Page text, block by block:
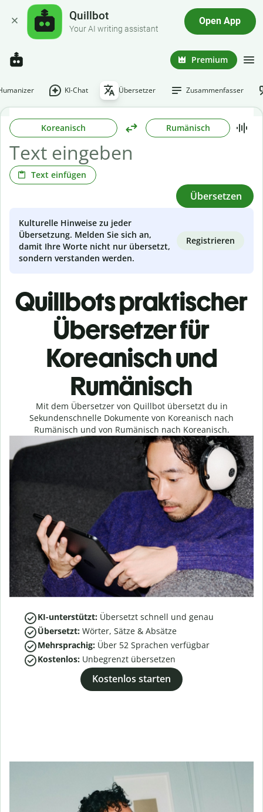
Quillbot
Your AI writing assistant
Open App
Premium
KI-Chat Übersetzer Zusammenfasser
Koreanisch Rumänisch
Text einfügen
Übersetzen
Kulturelle Hinweise zu jeder
Übersetzung. Melden Sie sich an,
damit Ihre Worte nicht nur übersetzt,
sondern verstanden werden.
Registrieren
Quillbots praktischer
Übersetzer für
Koreanisch und
Rumänisch
Mit dem Übersetzer von Quillbot übersetzt du in
Sekundenschnelle Dokumente von Koreanisch nach
Rumänisch und von Rumänisch nach Koreanisch.
KI-unterstützt: Übersetzt schnell und genau
Übersetzt: Wörter, Sätze & Absätze
Mehrsprachig: Über 52 Sprachen verfügbar
Kostenlos: Unbegrenzt übersetzen
Kostenlos starten